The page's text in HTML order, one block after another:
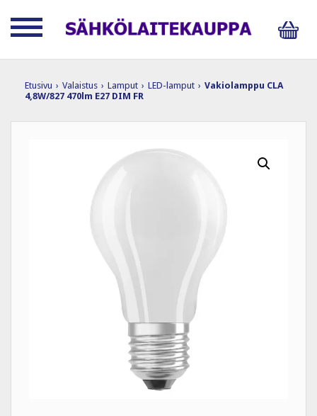
Etusivu › Valaistus › Lamput › LED-lamput › Vakiolamppu CLA
4,8W/827 470lm E27 DIM FR